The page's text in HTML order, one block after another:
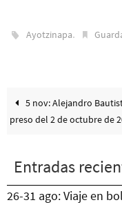
Ayotzinapa.
5 nov: Alejandro
preso del 2 de octubre de
Entradas
26-31 ago: Viaje en